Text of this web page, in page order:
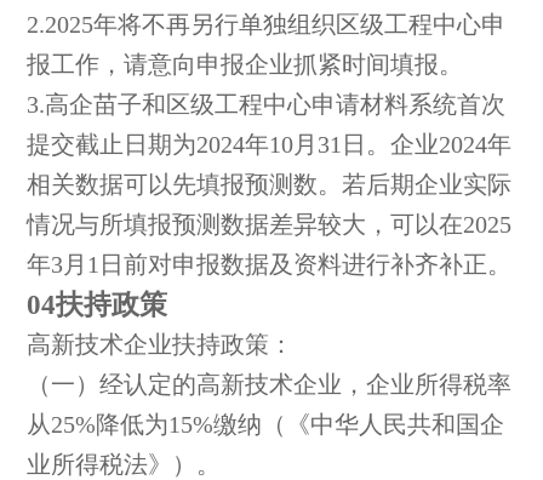
2.2025年将不再另行单独组织区级工程中心申
报工作，请意向申报企业抓紧时间填报。
3.高企苗子和区级工程中心申请材料系统首次
提交截止日期为2024年10月31日。企业2024年
相关数据可以先填报预测数。若后期企业实际
情况与所填报预测数据差异较大，可以在2025
年3月1日前对申报数据及资料进行补齐补正。
04扶持政策
高新技术企业扶持政策：
（一）经认定的高新技术企业，企业所得税率
从25%降低为15%缴纳（《中华人民共和国企
业所得税法》）。